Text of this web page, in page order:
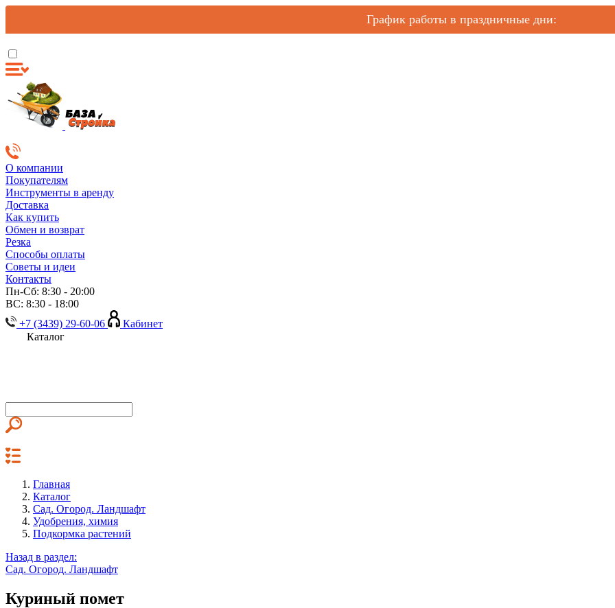
График работы в праздничные дни:
О компании
Покупателям
Инструменты в аренду
Доставка
Как купить
Обмен и возврат
Резка
Способы оплаты
Советы и идеи
Контакты
Пн-Сб: 8:30 - 20:00
ВС: 8:30 - 18:00
+7 (3439) 29-60-06
Кабинет
Каталог
Главная
Каталог
Сад. Огород. Ландшафт
Удобрения, химия
Подкормка растений
Назад в раздел:
Сад. Огород. Ландшафт
Куриный помет